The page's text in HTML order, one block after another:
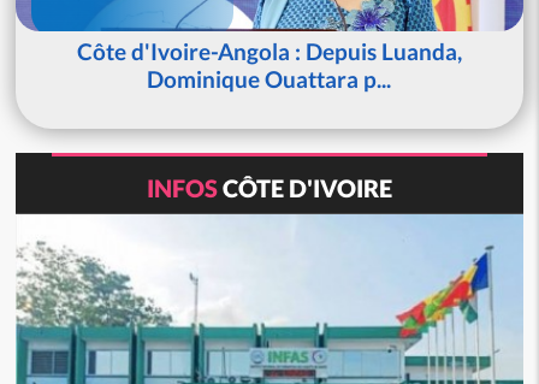
Côte d'Ivoire-Angola : Depuis Luanda,
Dominique Ouattara p...
INFOSCÔTE D'IVOIRE